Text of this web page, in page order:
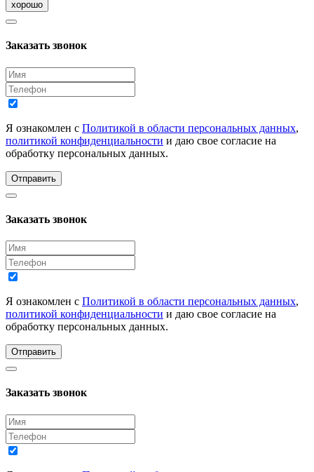
хорошо
Заказать звонок
Я ознакомлен с Политикой в области персональных данных,
политикой конфиденциальности и даю свое согласие на
обработку персональных данных.
Отправить
Заказать звонок
Я ознакомлен с Политикой в области персональных данных,
политикой конфиденциальности и даю свое согласие на
обработку персональных данных.
Отправить
Заказать звонок